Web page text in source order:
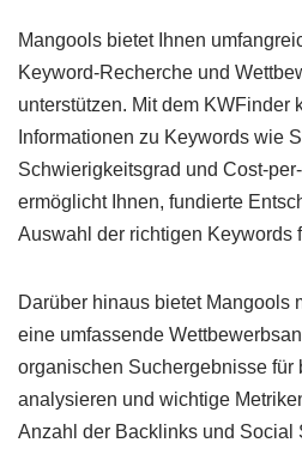
Mangools bietet Ihnen
Keyword-Recherche und
unterstützen. Mit dem KWFinder
Informationen zu Keywords wie
Schwierigkeitsgrad und Cost-
ermöglicht Ihnen, fundierte
Auswahl der richtigen Keywords
Darüber hinaus bietet Mangools
eine umfassende
organischen Suchergebnisse für
analysieren und wichtige
Anzahl der Backlinks und Social